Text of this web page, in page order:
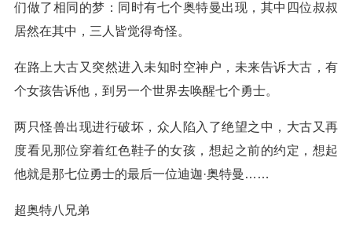
们做了相同的梦：同时有七个奥特曼出现，其中四位叔叔
居然在其中，三人皆觉得奇怪。
在路上大古又突然进入未知时空神户，未来告诉大古，有
个女孩告诉他，到另一个世界去唤醒七个勇士。
两只怪兽出现进行破坏，众人陷入了绝望之中，大古又再
度看见那位穿着红色鞋子的女孩，想起之前的约定，想起
他就是那七位勇士的最后一位迪迦·奥特曼……
超奥特八兄弟